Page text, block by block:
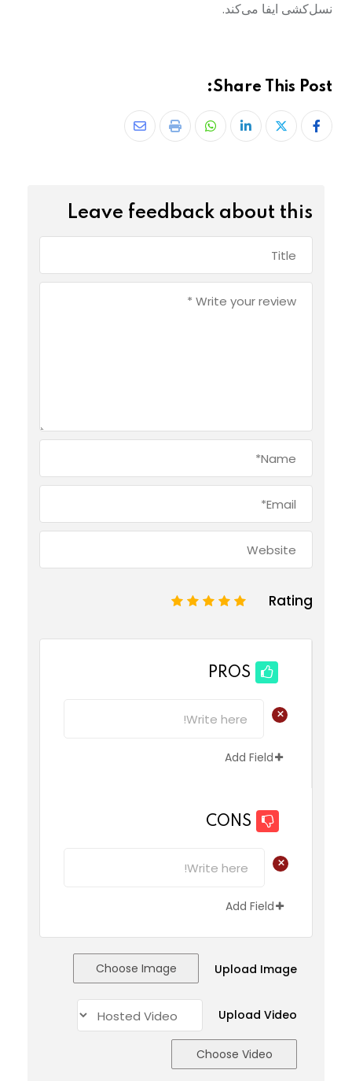
نسل‌کشی ایفا می‌کند.
Share This Post:
Leave feedback about this
Rating
5
4
3
2
PROS
+
Add Field
CONS
+
Add Field
Upload Image
Choose Image
Upload Video
Choose Video